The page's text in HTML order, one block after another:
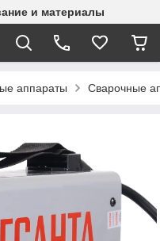
и материалы
аппараты Сварочные